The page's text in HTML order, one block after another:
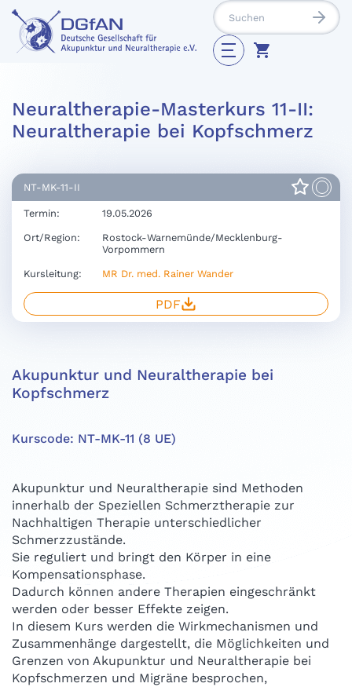
Neuraltherapie-Masterkurs 11-II:
Neuraltherapie bei Kopfschmerz
NT-MK-11-II
Termin: 19.05.2026
Ort/Region:
Rostock-Warnemünde/Mecklenburg-
Vorpommern
Kursleitung: MR Dr. med. Rainer Wander
PDF
Akupunktur und Neuraltherapie bei
Kopfschmerz
Kurscode: NT-MK-11 (8 UE)
Akupunktur und Neuraltherapie sind Methoden
innerhalb der Speziellen Schmerztherapie zur
Nachhaltigen Therapie unterschiedlicher
Schmerzzustände.
Sie reguliert und bringt den Körper in eine
Kompensationsphase.
Dadurch können andere Therapien eingeschränkt
werden oder besser Effekte zeigen.
In diesem Kurs werden die Wirkmechanismen und
Zusammenhänge dargestellt, die Möglichkeiten und
Grenzen von Akupunktur und Neuraltherapie bei
Kopfschmerzen und Migräne besprochen,